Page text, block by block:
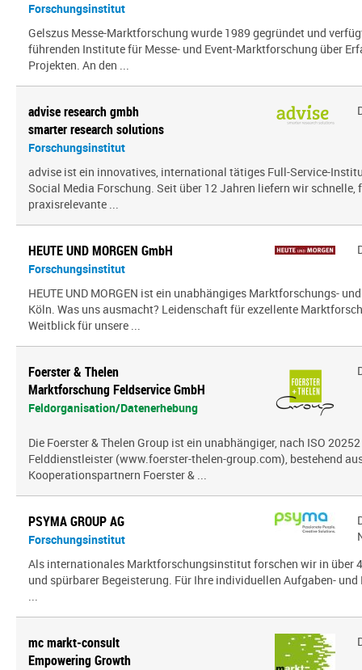
Forschungsinstitut
Gelszus Messe-Marktforschung wurde 1989 gegründet und
führenden Institute für Messe- und Event-Marktforschung über
Projekten. An den ...
advise research gmbh
smarter research solutions
Forschungsinstitut
advise ist ein innovatives, international tätiges Full-Service-
Social Media Forschung. Seit über 12 Jahren liefern wir schnelle,
praxisrelevante ...
HEUTE UND MORGEN GmbH
Forschungsinstitut
HEUTE UND MORGEN ist ein unabhängiges Marktforschungs-
Köln. Was uns ausmacht? Leidenschaft für exzellente
Weitblick für unsere ...
Foerster & Thelen
Marktforschung Feldservice GmbH
Feldorganisation/Datenerhebung
Die Foerster & Thelen Group ist ein unabhängiger, nach ISO
Felddienstleister (www.foerster-thelen-group.com), bestehend
Kooperationspartnern Foerster & ...
PSYMA GROUP AG
Forschungsinstitut
Als internationales Marktforschungsinstitut forschen wir in über
und spürbarer Begeisterung. Für Ihre individuellen Aufgaben-
...
mc markt-consult
Empowering Growth